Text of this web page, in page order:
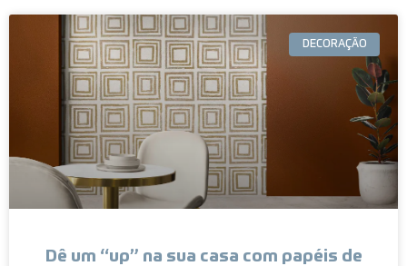
DECORAÇÃO
Dê um “up” na sua casa com papéis de